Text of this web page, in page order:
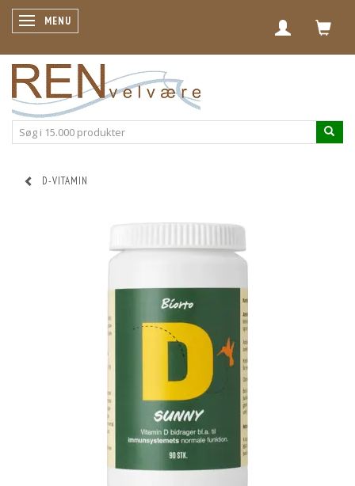
SKIFTE NAVIGATION
MENU
D-VITAMIN